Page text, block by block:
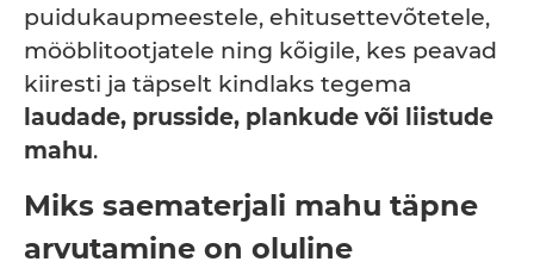
puidukaupmeestele, ehitusettevõtetele,
mööblitootjatele ning kõigile, kes peavad
kiiresti ja täpselt kindlaks tegema
laudade, prusside, plankude või liistude
mahu.
Miks saematerjali mahu täpne
arvutamine on oluline